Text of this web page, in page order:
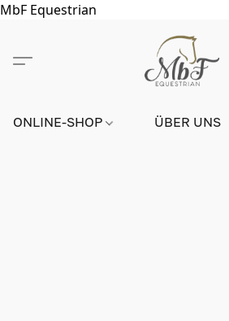
MbF Equestrian
ONLINE-SHOP ÜBER UNS